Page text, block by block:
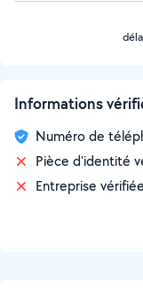
Informations
Numéro de
Pièce d'identité
Entreprise vérifiée